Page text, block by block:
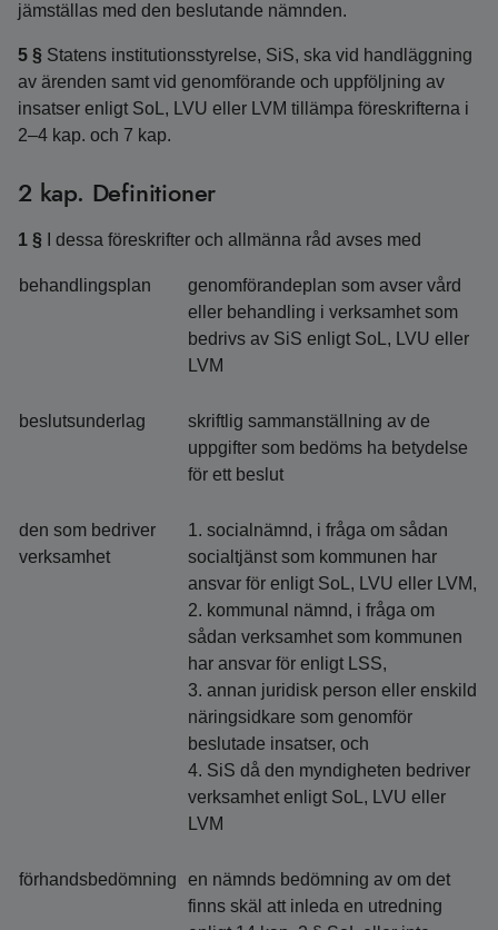
jämställas med den beslutande nämnden.
5 § Statens institutionsstyrelse, SiS, ska vid handläggning
av ärenden samt vid genomförande och uppföljning av
insatser enligt SoL, LVU eller LVM tillämpa föreskrifterna i
2–4 kap. och 7 kap.
2 kap. Definitioner
1 § I dessa föreskrifter och allmänna råd avses med
behandlingsplan
genomförandeplan som avser vård
eller behandling i verksamhet som
bedrivs av SiS enligt SoL, LVU eller
LVM
beslutsunderlag
skriftlig sammanställning av de
uppgifter som bedöms ha betydelse
för ett beslut
den som bedriver
verksamhet
1. socialnämnd, i fråga om sådan
socialtjänst som kommunen har
ansvar för enligt SoL, LVU eller LVM,
2. kommunal nämnd, i fråga om
sådan verksamhet som kommunen
har ansvar för enligt LSS,
3. annan juridisk person eller enskild
näringsidkare som genomför
beslutade insatser, och
4. SiS då den myndigheten bedriver
verksamhet enligt SoL, LVU eller
LVM
förhandsbedömning
en nämnds bedömning av om det
finns skäl att inleda en utredning